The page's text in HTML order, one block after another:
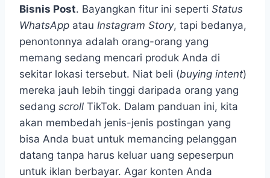
Bisnis Post. Bayangkan fitur ini seperti Status
WhatsApp atau Instagram Story, tapi bedanya,
penontonnya adalah orang-orang yang
memang sedang mencari produk Anda di
sekitar lokasi tersebut. Niat beli (buying intent)
mereka jauh lebih tinggi daripada orang yang
sedang scroll TikTok. Dalam panduan ini, kita
akan membedah jenis-jenis postingan yang
bisa Anda buat untuk memancing pelanggan
datang tanpa harus keluar uang sepeserpun
untuk iklan berbayar. Agar konten Anda